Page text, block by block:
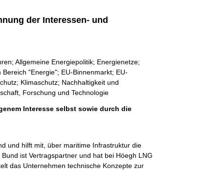
der Interessen- und
Allgemeine Energiepolitik; Energienetze;
"Energie"; EU-Binnenmarkt; EU-
Klimaschutz; Nachhaltigkeit und
Forschung und Technologie
Interesse selbst sowie durch die
und hilft mit, über maritime Infrastruktur die
ist Vertragspartner und hat bei Höegh LNG
das Unternehmen technische Konzepte zur